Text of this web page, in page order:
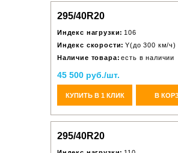
295/40R20
Индекс нагрузки: 106
Индекс скорости: Y(до 300 км/ч)
Наличие товара: есть в наличии
45 500 руб./шт.
КУПИТЬ В 1 КЛИК В
295/40R20